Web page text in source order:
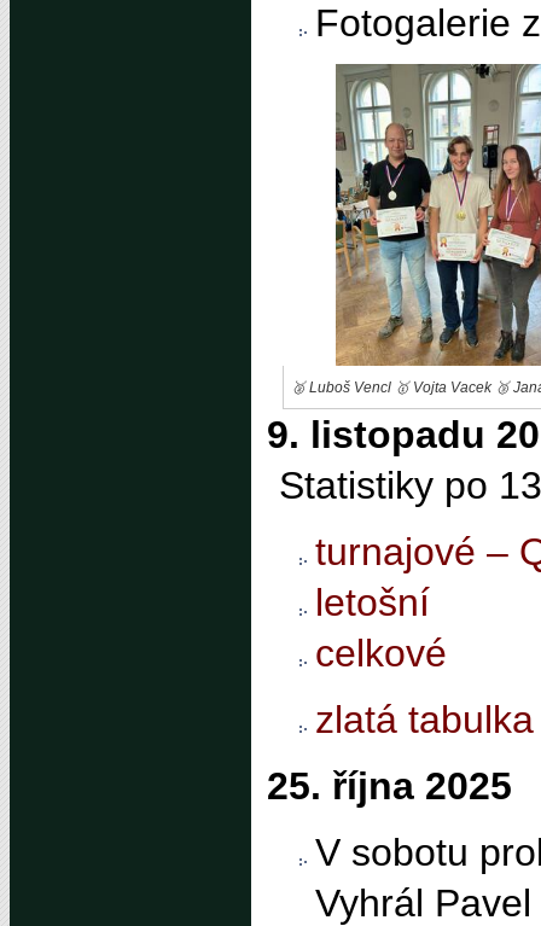
Fotogalerie
🥈 Luboš Vencl 🥇 Vojta Vacek 🥉
9. listopadu
Statistiky po
turnajové –
letošní
celkové
zlatá tabulka
25. října 2025
V sobotu
Vyhrál